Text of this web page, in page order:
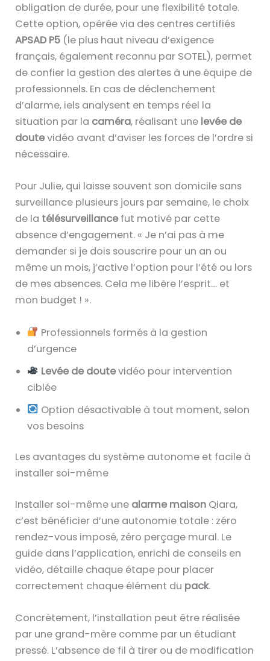
obligation de durée, pour une flexibilité totale.
Cette option, opérée via des centres certifiés
APSAD P5 (le plus haut niveau d’exigence
français, également reconnu par SOTEL), permet
de confier la gestion des alertes à une équipe de
professionnels. En cas de déclenchement
d’alarme, iels analysent en temps réel la
situation par la caméra, réalisant une levée de
doutevidéo avant d’aviser les forces de l’ordre si
nécessaire.
Pour Julie, qui laisse souvent son domicile sans
surveillance plusieurs jours par semaine, le choix
de la télésurveillance fut motivé par cette
absence d’engagement. « Je n’ai pas à me
demander si je dois souscrire pour un an ou
même un mois, j’active l’option pour l’été ou lors
de mes absences. Cela me libère l’esprit… et
mon budget ! ».
Professionnels formés à la gestion
d’urgence
Levée de doutevidéo pour intervention
ciblée
Option désactivable à tout moment, selon
vos besoins
Les avantages du système autonome et facile à
installer soi-même
Installer soi-même une alarme maison Qiara,
c’est bénéficier d’une autonomie totale : zéro
rendez-vous imposé, zéro perçage mural. Le
guide dans l’application, enrichi de conseils en
vidéo, détaille chaque étape pour placer
correctement chaque élément du pack.
Concrètement, l’installation peut être réalisée
par une grand-mère comme par un étudiant
pressé. L’absence de fil à tirer ou de modification